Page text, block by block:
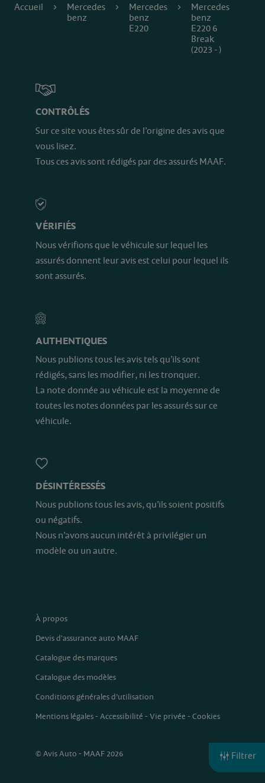
Filtrer
Accueil
Mercedes
benz
Mercedes
benz
E220
Mercedes
benz
E220 6
Break
(2023 - )
CONTRÔLÉS
Sur ce site vous êtes sûr de l’origine des avis que
vous lisez.
Tous ces avis sont rédigés par des assurés MAAF.
VÉRIFIÉS
Nous vérifions que le véhicule sur lequel les
assurés donnent leur avis est celui pour lequel ils
sont assurés.
AUTHENTIQUES
Nous publions tous les avis tels qu’ils sont
rédigés, sans les modifier, ni les tronquer.
La note donnée au véhicule est la moyenne de
toutes les notes données par les assurés sur ce
véhicule.
DÉSINTÉRESSÉS
Nous publions tous les avis, qu’ils soient positifs
ou négatifs.
Nous n’avons aucun intérêt à privilégier un
modèle ou un autre.
À propos
Devis d'assurance auto MAAF
Catalogue des marques
Catalogue des modèles
Conditions générales d’utilisation
Mentions légales-Accessibilité -Vie privée -Cookies
© Avis Auto - MAAF 2026